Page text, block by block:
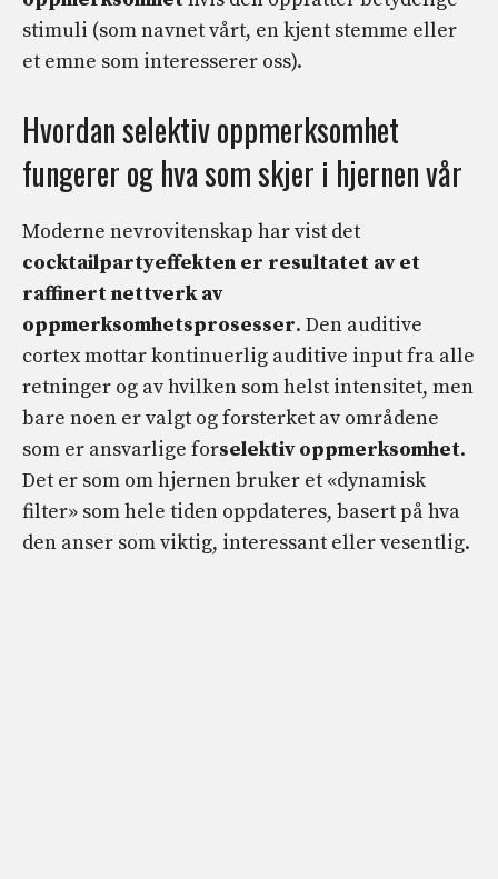
stimuli (som navnet vårt, en kjent stemme eller
et emne som interesserer oss).
Hvordan selektiv oppmerksomhet
fungerer og hva som skjer i hjernen vår
Moderne nevrovitenskap har vist det
cocktailpartyeffekten er resultatet av et
raffinert nettverk av
oppmerksomhetsprosesser. Den auditive
cortex mottar kontinuerlig auditive input fra alle
retninger og av hvilken som helst intensitet, men
bare noen er valgt og forsterket av områdene
som er ansvarlige forselektiv oppmerksomhet.
Det er som om hjernen bruker et «dynamisk
filter» som hele tiden oppdateres, basert på hva
den anser som viktig, interessant eller vesentlig.